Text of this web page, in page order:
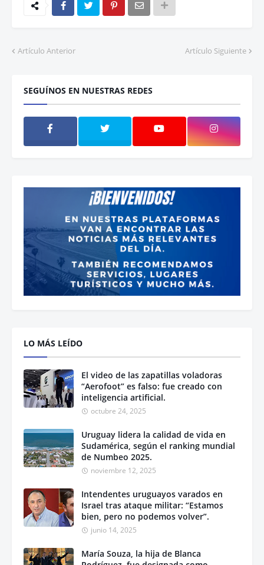
Artículo Anterior Artículo Siguiente
SEGUÍNOS EN NUESTRAS REDES
LO MÁS LEÍDO
El video de las zapatillas voladoras
“Aerofoot” es falso: fue creado con
inteligencia artificial.
octubre 24, 2025
Uruguay lidera la calidad de vida en
Sudamérica, según el ranking mundial
de Numbeo 2025.
noviembre 12, 2025
Intendentes uruguayos varados en
Israel tras ataque militar: “Estamos
bien, pero no podemos volver”.
junio 14, 2025
María Souza, la hija de Blanca